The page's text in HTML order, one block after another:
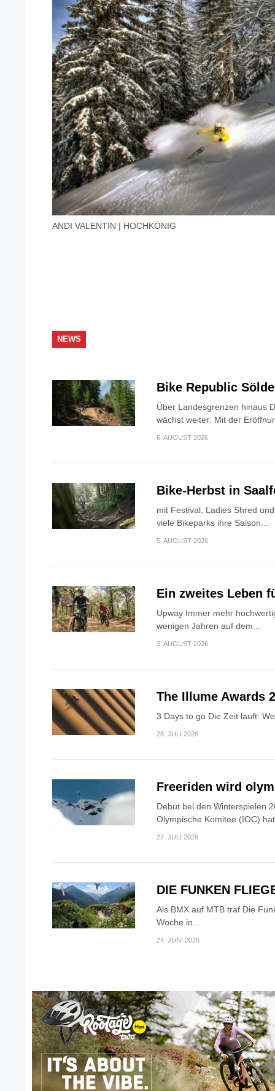
ANDI VALENTIN | HOCHKÖNIG
NEWS
Bike Republic
Über Landesgrenzen hinaus
wächst weiter: Mit der
6. AUGUST 2026
Bike-Herbst in
mit Festival, Ladies Shred
viele Bikeparks ihre Saison...
5. AUGUST 2026
Ein zweites Leben
Upway Immer mehr
wenigen Jahren auf dem...
3. AUGUST 2026
The Illume Awards
3 Days to go Die Zeit läuft:
28. JULI 2026
Freeriden wird
Debüt bei den Winterspielen
Olympische Komitee (IOC)
27. JULI 2026
DIE FUNKEN
Als BMX auf MTB traf Die
Woche in...
24. JUNI 2026